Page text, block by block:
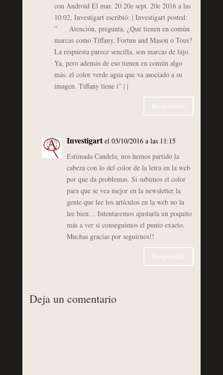
con Android El mar. 20 20e sept. 20e 2016 a las
10:02, Investigart escribió: | Investigart posted:
” Atención, pregunta. ¿Qué tienen en común
marcas como Tiffany, Fortun and Mason o Tous?
La respuesta parece sencilla, son marcas de lujo.
Ya, pero además de eso tienen en común algo
más: el color verde agua que va asociado a su
imagen. Tiffany tiene i” | |
Responder
Investigart el 03/10/2016 a las 11:15
Estimada Candela, nos hemos partido la
cabeza con lo del color de la letra en la web
por que da problemas. Si subimos el color
para que se vea mejor en la newsletter la
gente que lee los artículos en la web no la
lee bien… Intentaremos ajustarla un poquito
más a ver si conseguimos el punto exacto.
Muchas gracias por seguirnos!!
Responder
Deja un comentario